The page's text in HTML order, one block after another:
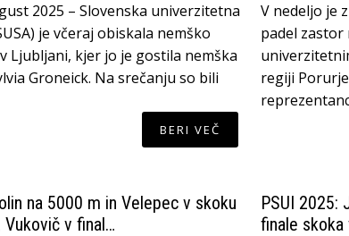
2025 – Slovenska univerzitetna
je včeraj obiskala nemško
Ljubljani, kjer jo je gostila nemška
Groneick. Na srečanju so bili
BERI VEČ
V nedeljo je
padel
regiji
na 5000 m in Velepec v skoku
v final…
PSUI 2025:
finale skoka